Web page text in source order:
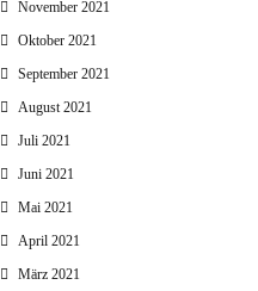
November 2021
Oktober 2021
September 2021
August 2021
Juli 2021
Juni 2021
Mai 2021
April 2021
März 2021